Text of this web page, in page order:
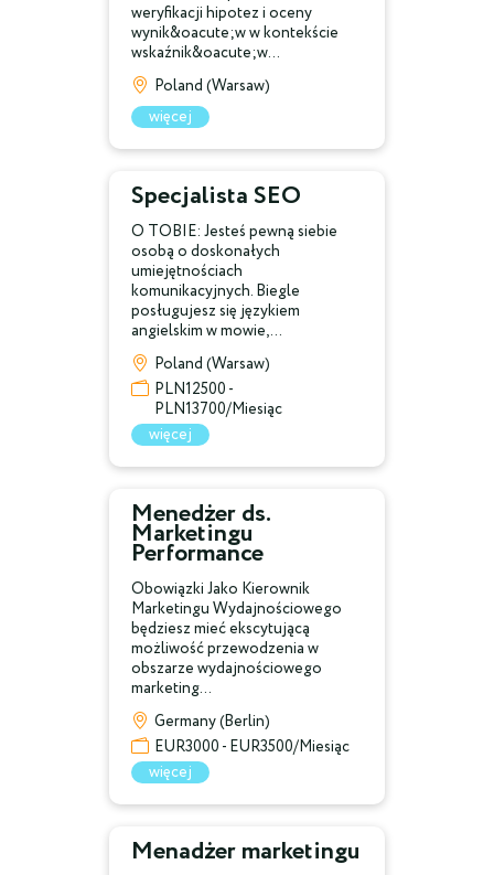
weryfikacji hipotez i oceny
wynik&oacute;w w kontekście
wskaźnik&oacute;w...
Poland (Warsaw)
więcej
Specjalista SEO
O TOBIE: Jesteś pewną siebie
osobą o doskonałych
umiejętnościach
komunikacyjnych. Biegle
posługujesz się językiem
angielskim w mowie,...
Poland (Warsaw)
PLN12500 -
PLN13700/Miesiąc
więcej
Menedżer ds.
Marketingu
Performance
Obowiązki Jako Kierownik
Marketingu Wydajnościowego
będziesz mieć ekscytującą
możliwość przewodzenia w
obszarze wydajnościowego
marketing...
Germany (Berlin)
EUR3000 - EUR3500/Miesiąc
więcej
Menadżer marketingu